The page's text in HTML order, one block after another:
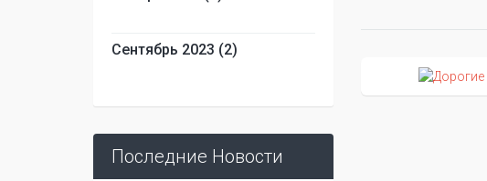
Сентябрь 2023 (2)
Последние Новости